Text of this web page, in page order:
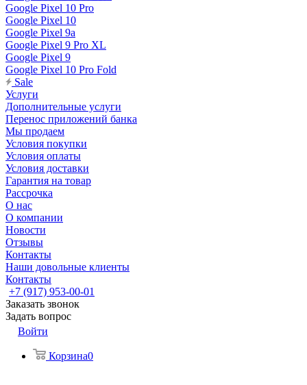
Google Pixel 10 Pro
Google Pixel 10
Google Pixel 9a
Google Pixel 9 Pro XL
Google Pixel 9
Google Pixel 10 Pro Fold
Sale
Услуги
Дополнительные услуги
Перенос приложений банка
Мы продаем
Условия покупки
Условия оплаты
Условия доставки
Гарантия на товар
Рассрочка
О нас
О компании
Новости
Отзывы
Контакты
Наши довольные клиенты
Контакты
+7 (917) 953-00-01
Заказать звонок
Задать вопрос
Войти
Корзина0